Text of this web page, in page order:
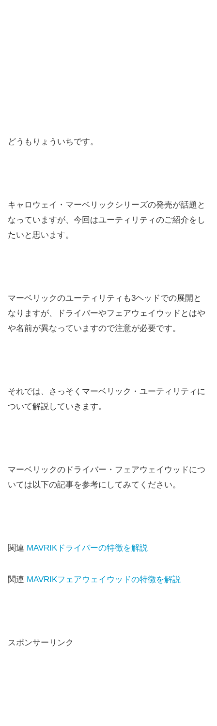
どうもりょういちです。
キャロウェイ・マーベリックシリーズの発売が話題と
なっていますが、今回はユーティリティのご紹介をし
たいと思います。
マーベリックのユーティリティも3ヘッドでの展開と
なりますが、ドライバーやフェアウェイウッドとはや
や名前が異なっていますので注意が必要です。
それでは、さっそくマーベリック・ユーティリティに
ついて解説していきます。
マーベリックのドライバー・フェアウェイウッドにつ
いては以下の記事を参考にしてみてください。
関連 MAVRIKドライバーの特徴を解説
関連 MAVRIKフェアウェイウッドの特徴を解説
スポンサーリンク